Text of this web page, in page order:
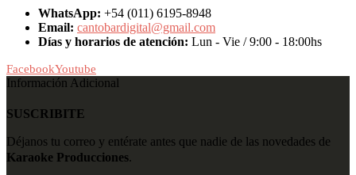
WhatsApp: +54 (011) 6195-8948
Email: cantobardigital@gmail.com
Días y horarios de atención: Lun - Vie / 9:00 - 18:00hs
FacebookYoutube
Información Adicional
SUSCRIBITE
Déjanos tu correo y entérate antes que nadie de las novedades de
Karaoke Producciones.